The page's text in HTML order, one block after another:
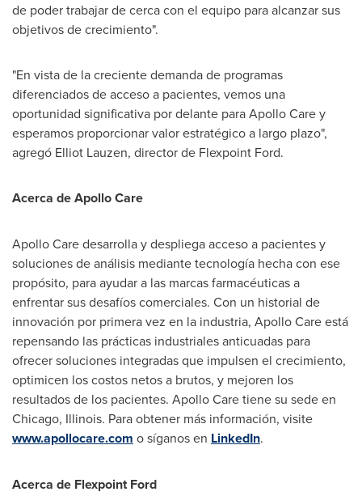
de poder trabajar de cerca con el equipo para alcanzar sus
objetivos de crecimiento".
"En vista de la creciente demanda de programas
diferenciados de acceso a pacientes, vemos una
oportunidad significativa por delante paraApollo Carey
esperamos proporcionar valor estratégico a largo plazo",
agregó Elliot Lauzen, director de Flexpoint Ford.
Acerca deApollo Care
Apollo Caredesarrolla y despliega acceso a pacientes y
soluciones de análisis mediante tecnología hecha con ese
propósito, para ayudar a las marcas farmacéuticas a
enfrentar sus desafíos comerciales. Con un historial de
innovación por primera vez en la industria, Apollo Careestá
repensando las prácticas industriales anticuadas para
ofrecer soluciones integradas que impulsen el crecimiento,
optimicen los costos netos a brutos, y mejoren los
resultados de los pacientes. Apollo Caretiene su sede en
Chicago, Illinois. Para obtener más información, visite
www.apollocare.com o síganos en LinkedIn.
Acerca de Flexpoint Ford